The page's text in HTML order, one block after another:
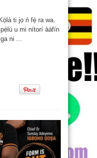
ti jọ ń fẹ́ ra wa.
u mi nítorí ààfín
ni ...